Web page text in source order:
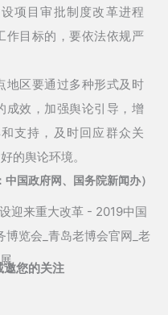
项目审批制度改革进程
作目标的，要依法依规严
地区要通过多种形式及时
成效，加强舆论引导，增
支持，及时回应群众关
的舆论环境。
中国政府网、国务院新闻办）
您的关注